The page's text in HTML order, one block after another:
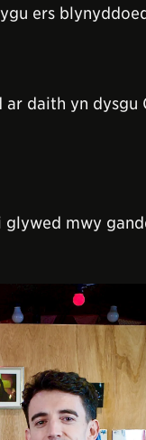
ers
ar daith yn
glywed mwy